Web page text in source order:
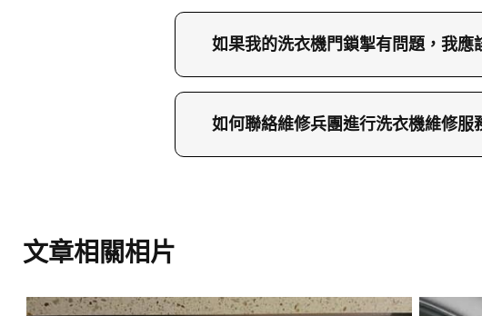
修理Whirlpool惠而浦 CFCR80221
況，確認其老化或損壞後，會使用新
如果我的洗衣機門鎖掣有問題，我應
如果你的洗衣機門鎖掣有問題，請
題的照片或影片，這樣技師能更快了
如何聯絡維修兵團進行洗衣機維修服
文章相關相片